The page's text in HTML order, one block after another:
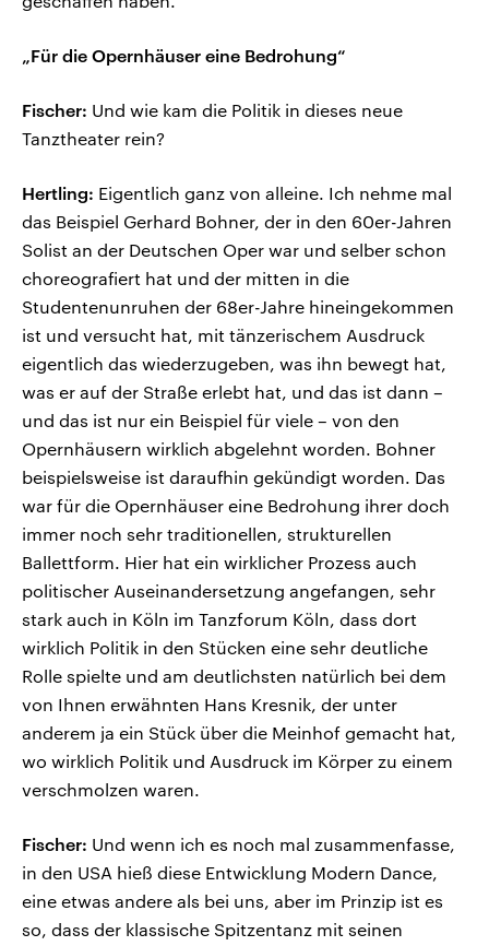
„Für die Opernhäuser eine Bedrohung“
Fischer: Und wie kam die Politik in dieses neue
Tanztheater rein?
Hertling: Eigentlich ganz von alleine. Ich nehme mal
das Beispiel Gerhard Bohner, der in den 60er-Jahren
Solist an der Deutschen Oper war und selber schon
choreografiert hat und der mitten in die
Studentenunruhen der 68er-Jahre hineingekommen
ist und versucht hat, mit tänzerischem Ausdruck
eigentlich das wiederzugeben, was ihn bewegt hat,
was er auf der Straße erlebt hat, und das ist dann –
und das ist nur ein Beispiel für viele – von den
Opernhäusern wirklich abgelehnt worden. Bohner
beispielsweise ist daraufhin gekündigt worden. Das
war für die Opernhäuser eine Bedrohung ihrer doch
immer noch sehr traditionellen, strukturellen
Ballettform. Hier hat ein wirklicher Prozess auch
politischer Auseinandersetzung angefangen, sehr
stark auch in Köln im Tanzforum Köln, dass dort
wirklich Politik in den Stücken eine sehr deutliche
Rolle spielte und am deutlichsten natürlich bei dem
von Ihnen erwähnten Hans Kresnik, der unter
anderem ja ein Stück über die Meinhof gemacht hat,
wo wirklich Politik und Ausdruck im Körper zu einem
verschmolzen waren.
Fischer: Und wenn ich es noch mal zusammenfasse,
in den USA hieß diese Entwicklung Modern Dance,
eine etwas andere als bei uns, aber im Prinzip ist es
so, dass der klassische Spitzentanz mit seinen